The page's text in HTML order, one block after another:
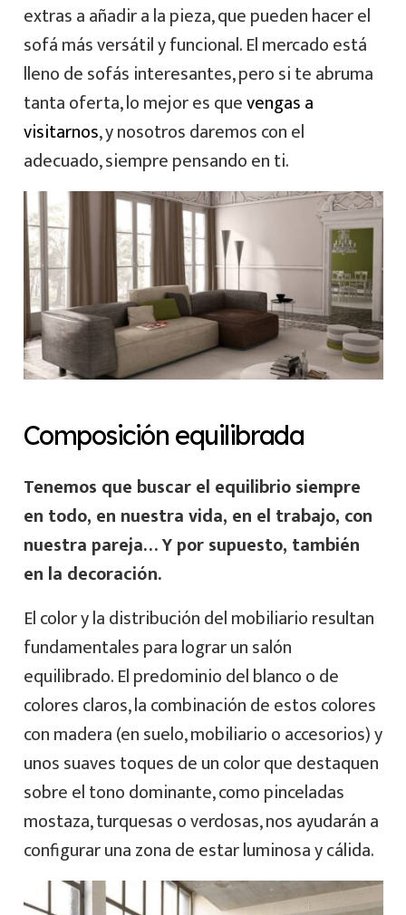
extras a añadir a la pieza, que pueden hacer el
sofá más versátil y funcional. El mercado está
lleno de sofás interesantes, pero si te abruma
tanta oferta, lo mejor es quevengas a
visitarnos, y nosotros daremos con el
adecuado, siempre pensando en ti.
Composición equilibrada
Tenemos que buscar el equilibrio siempre
en todo, en nuestra vida, en el trabajo, con
nuestra pareja… Y por supuesto, también
en la decoración.
El color y la distribución del mobiliario resultan
fundamentales para lograr un salón
equilibrado. El predominio del blanco o de
colores claros, la combinación de estos colores
con madera (en suelo, mobiliario o accesorios) y
unos suaves toques de un color que destaquen
sobre el tono dominante, como pinceladas
mostaza, turquesas o verdosas, nos ayudarán a
configurar una zona de estar luminosa y cálida.